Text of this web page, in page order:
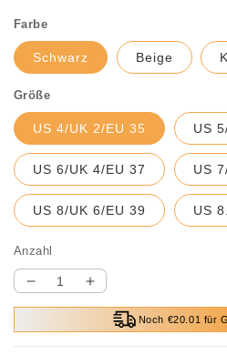
Farbe
Schwarz Beige
Größe
US 4/UK 2/EU 35 US
US 6/UK 4/EU 37 US
US 8/UK 6/EU 39 US
Anzahl
Verringere
die
Menge
Erhöhe
die
MengeNoch €20.01 für